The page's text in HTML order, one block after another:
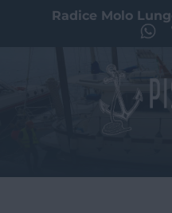
Radice Molo
Dal can
il
c
ti gi